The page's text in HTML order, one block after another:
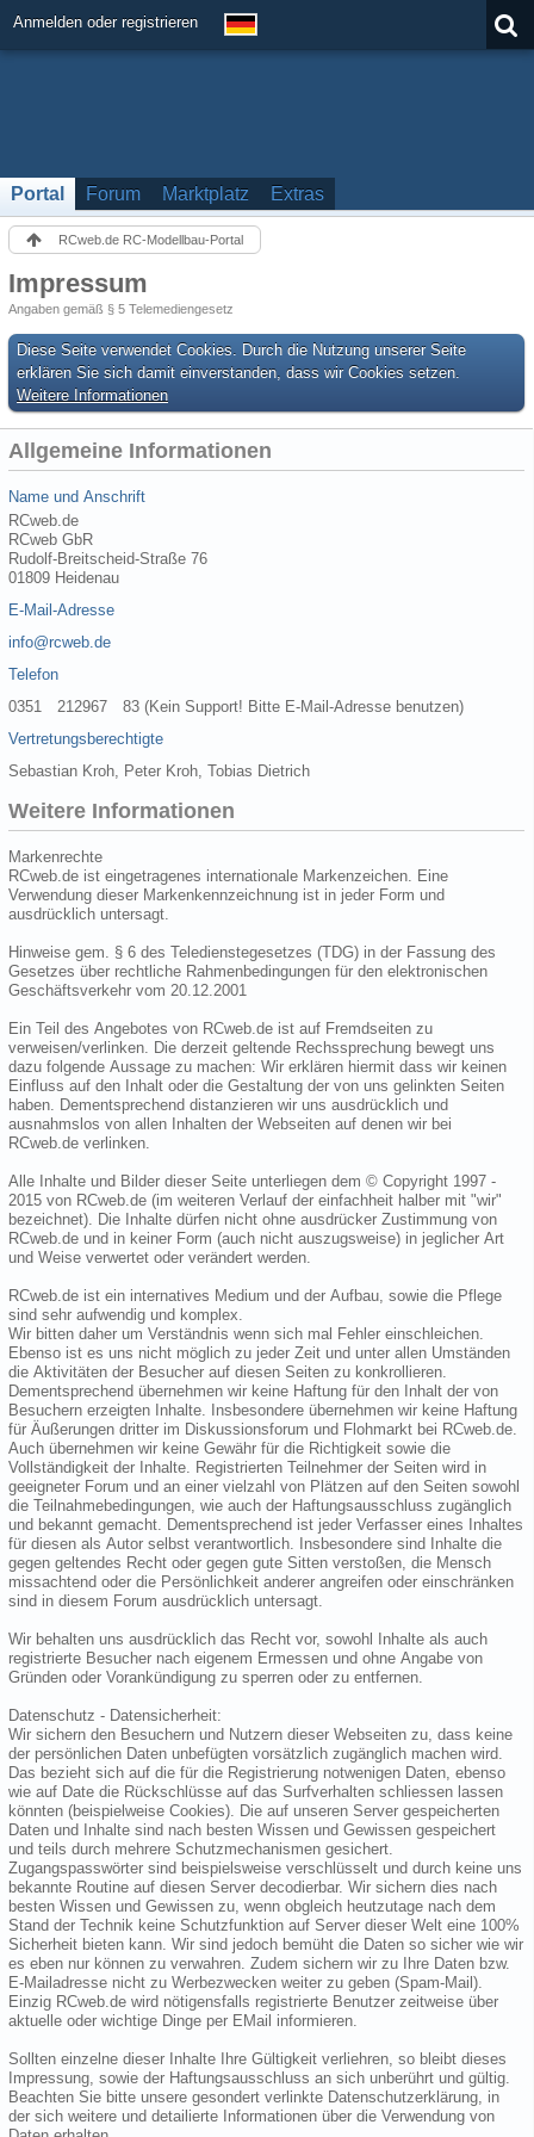
Anmelden oder registrieren
Portal Forum Marktplatz Extras
RCweb.de RC-Modellbau-Portal
Impressum
Angaben gemäß § 5 Telemediengesetz
Diese Seite verwendet Cookies. Durch die Nutzung unserer Seite
erklären Sie sich damit einverstanden, dass wir Cookies setzen.
Weitere Informationen
Allgemeine Informationen
Name und Anschrift
RCweb.de
RCweb GbR
Rudolf-Breitscheid-Straße 76
01809 Heidenau
E-Mail-Adresse
info@rcweb.de
Telefon
0351 212967 83 (Kein Support! Bitte E-Mail-Adresse benutzen)
Vertretungsberechtigte
Sebastian Kroh, Peter Kroh, Tobias Dietrich
Weitere Informationen
Markenrechte
RCweb.de ist eingetragenes internationale Markenzeichen. Eine
Verwendung dieser Markenkennzeichnung ist in jeder Form und
ausdrücklich untersagt.
Hinweise gem. § 6 des Teledienstegesetzes (TDG) in der Fassung des
Gesetzes über rechtliche Rahmenbedingungen für den elektronischen
Geschäftsverkehr vom 20.12.2001
Ein Teil des Angebotes von RCweb.de ist auf Fremdseiten zu
verweisen/verlinken. Die derzeit geltende Rechssprechung bewegt uns
dazu folgende Aussage zu machen: Wir erklären hiermit dass wir keinen
Einfluss auf den Inhalt oder die Gestaltung der von uns gelinkten Seiten
haben. Dementsprechend distanzieren wir uns ausdrücklich und
ausnahmslos von allen Inhalten der Webseiten auf denen wir bei
RCweb.de verlinken.
Alle Inhalte und Bilder dieser Seite unterliegen dem © Copyright 1997 -
2015 von RCweb.de (im weiteren Verlauf der einfachheit halber mit "wir"
bezeichnet). Die Inhalte dürfen nicht ohne ausdrücker Zustimmung von
RCweb.de und in keiner Form (auch nicht auszugsweise) in jeglicher Art
und Weise verwertet oder verändert werden.
RCweb.de ist ein internatives Medium und der Aufbau, sowie die Pflege
sind sehr aufwendig und komplex.
Wir bitten daher um Verständnis wenn sich mal Fehler einschleichen.
Ebenso ist es uns nicht möglich zu jeder Zeit und unter allen Umständen
die Aktivitäten der Besucher auf diesen Seiten zu konkrollieren.
Dementsprechend übernehmen wir keine Haftung für den Inhalt der von
Besuchern erzeigten Inhalte. Insbesondere übernehmen wir keine Haftung
für Äußerungen dritter im Diskussionsforum und Flohmarkt bei RCweb.de.
Auch übernehmen wir keine Gewähr für die Richtigkeit sowie die
Vollständigkeit der Inhalte. Registrierten Teilnehmer der Seiten wird in
geeigneter Forum und an einer vielzahl von Plätzen auf den Seiten sowohl
die Teilnahmebedingungen, wie auch der Haftungsausschluss zugänglich
und bekannt gemacht. Dementsprechend ist jeder Verfasser eines Inhaltes
für diesen als Autor selbst verantwortlich. Insbesondere sind Inhalte die
gegen geltendes Recht oder gegen gute Sitten verstoßen, die Mensch
missachtend oder die Persönlichkeit anderer angreifen oder einschränken
sind in diesem Forum ausdrücklich untersagt.
Wir behalten uns ausdrücklich das Recht vor, sowohl Inhalte als auch
registrierte Besucher nach eigenem Ermessen und ohne Angabe von
Gründen oder Vorankündigung zu sperren oder zu entfernen.
Datenschutz - Datensicherheit:
Wir sichern den Besuchern und Nutzern dieser Webseiten zu, dass keine
der persönlichen Daten unbefügten vorsätzlich zugänglich machen wird.
Das bezieht sich auf die für die Registrierung notwenigen Daten, ebenso
wie auf Date die Rückschlüsse auf das Surfverhalten schliessen lassen
könnten (beispielweise Cookies). Die auf unseren Server gespeicherten
Daten und Inhalte sind nach besten Wissen und Gewissen gespeichert
und teils durch mehrere Schutzmechanismen gesichert.
Zugangspasswörter sind beispielsweise verschlüsselt und durch keine uns
bekannte Routine auf diesen Server decodierbar. Wir sichern dies nach
besten Wissen und Gewissen zu, wenn obgleich heutzutage nach dem
Stand der Technik keine Schutzfunktion auf Server dieser Welt eine 100%
Sicherheit bieten kann. Wir sind jedoch bemüht die Daten so sicher wie wir
es eben nur können zu verwahren. Zudem sichern wir zu Ihre Daten bzw.
E-Mailadresse nicht zu Werbezwecken weiter zu geben (Spam-Mail).
Einzig RCweb.de wird nötigensfalls registrierte Benutzer zeitweise über
aktuelle oder wichtige Dinge per EMail informieren.
Sollten einzelne dieser Inhalte Ihre Gültigkeit verliehren, so bleibt dieses
Impressung, sowie der Haftungsausschluss an sich unberührt und gültig.
Beachten Sie bitte unsere gesondert verlinkte Datenschutzerklärung, in
der sich weitere und detailierte Informationen über die Verwendung von